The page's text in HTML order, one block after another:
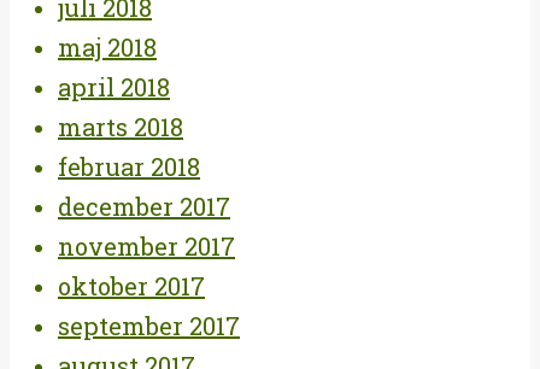
juli 2018
maj 2018
april 2018
marts 2018
februar 2018
december 2017
november 2017
oktober 2017
september 2017